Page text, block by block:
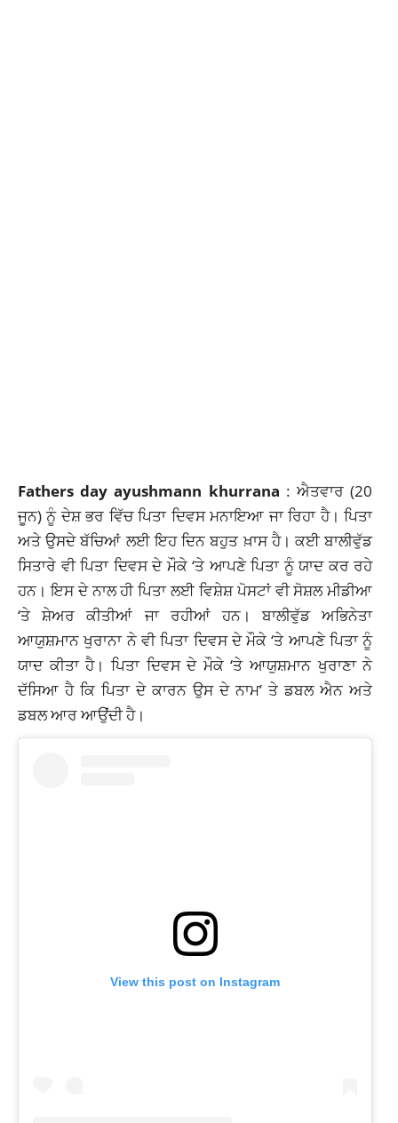
Fathers day ayushmann khurrana : ਐਤਵਾਰ (20
ਜੂਨ) ਨੂੰ ਦੇਸ਼ ਭਰ ਵਿੱਚ ਪਿਤਾ ਦਿਵਸ ਮਨਾਇਆ ਜਾ ਰਿਹਾ ਹੈ। ਪਿਤਾ
ਅਤੇ ਉਸਦੇ ਬੱਚਿਆਂ ਲਈ ਇਹ ਦਿਨ ਬਹੁਤ ਖ਼ਾਸ ਹੈ। ਕਈ ਬਾਲੀਵੁੱਡ
ਸਿਤਾਰੇ ਵੀ ਪਿਤਾ ਦਿਵਸ ਦੇ ਮੌਕੇ ‘ਤੇ ਆਪਣੇ ਪਿਤਾ ਨੂੰ ਯਾਦ ਕਰ ਰਹੇ
ਹਨ। ਇਸ ਦੇ ਨਾਲ ਹੀ ਪਿਤਾ ਲਈ ਵਿਸ਼ੇਸ਼ ਪੋਸਟਾਂ ਵੀ ਸੋਸ਼ਲ ਮੀਡੀਆ
‘ਤੇ ਸ਼ੇਅਰ ਕੀਤੀਆਂ ਜਾ ਰਹੀਆਂ ਹਨ।ਬਾਲੀਵੁੱਡ ਅਭਿਨੇਤਾ
ਆਯੁਸ਼ਮਾਨ ਖੁਰਾਨਾਨੇ ਵੀ ਪਿਤਾ ਦਿਵਸ ਦੇ ਮੌਕੇ ‘ਤੇ ਆਪਣੇ ਪਿਤਾ ਨੂੰ
ਯਾਦ ਕੀਤਾ ਹੈ। ਪਿਤਾ ਦਿਵਸ ਦੇ ਮੌਕੇ ‘ਤੇ ਆਯੁਸ਼ਮਾਨ ਖੁਰਾਣਾ ਨੇ
ਦੱਸਿਆ ਹੈ ਕਿ ਪਿਤਾ ਦੇ ਕਾਰਨ ਉਸ ਦੇ ਨਾਮ’ ਤੇ ਡਬਲ ਐਨ ਅਤੇ
ਡਬਲ ਆਰ ਆਉਂਦੀ ਹੈ।
View this post on Instagram